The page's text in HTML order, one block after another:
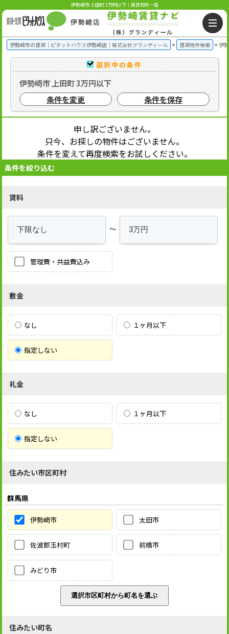
伊勢崎市 上田町 3万円以下｜賃貸物件一覧
伊勢崎市の賃貸｜ピタットハウス伊勢崎店｜株式会社グランディール 賃貸物件検索 伊
選択中の条件
伊勢崎市 上田町 3万円以下
条件を変更
条件を保存
申し訳ございません。
只今、お探しの物件はございません。
条件を変えて再度検索をお試しください。
条件を絞り込む
賃料
～
管理費・共益費込み
敷金
なし １ヶ月以下
指定しない
礼金
なし １ヶ月以下
指定しない
住みたい市区町村
群馬県
伊勢崎市 太田市
佐波郡玉村町 前橋市
みどり市
住みたい町名